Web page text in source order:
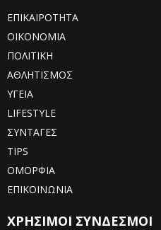
ΕΠΙΚΑΙΡΟΤΗΤΑ
ΟΙΚΟΝΟΜΙΑ
ΠΟΛΙΤΙΚΗ
ΑΘΛΗΤΙΣΜΟΣ
ΥΓΕΙΑ
LIFESTYLE
ΣΥΝΤΑΓΕΣ
TIPS
ΟΜΟΡΦΙΑ
ΕΠΙΚΟΙΝΩΝΙΑ
ΧΡΗΣΙΜΟΙ ΣΥΝΔΕΣΜΟΙ